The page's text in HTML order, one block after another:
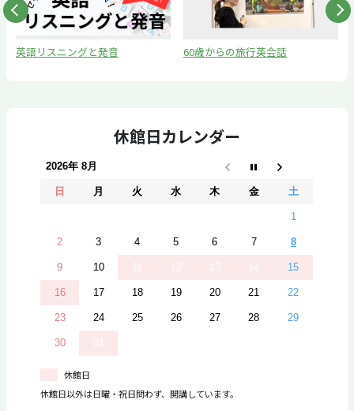
休館日カレンダー
2026年 8月
日 月 火 水 木 金 土
1
2 3 4 5 6 7 8
9 10 15
16 17 18 19 20 21 22
23 24 25 26 27 28 29
30
休館日
休館日以外は日曜・祝日問わず、開講しています。
英語リスニングと発音 60歳からの旅行英会話